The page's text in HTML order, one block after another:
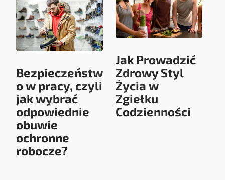
Bezpieczeństw
o w pracy, czyli
jak wybrać
odpowiednie
obuwie
ochronne
robocze?
Jak Prowadzić
Zdrowy Styl
Życia w
Zgiełku
Codzienności